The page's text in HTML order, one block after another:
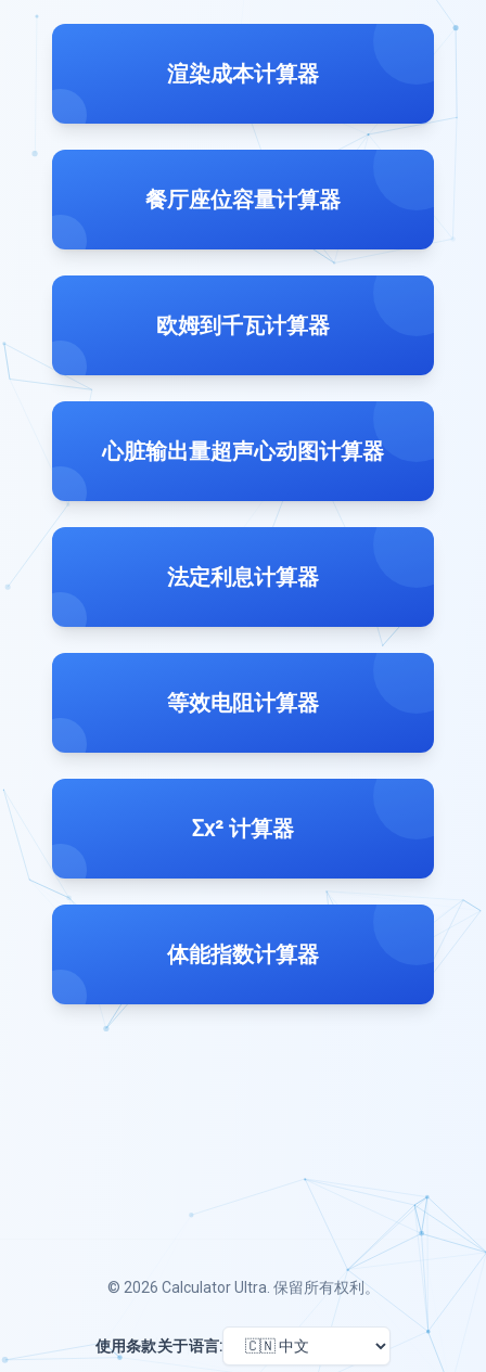
渲染成本计算器
餐厅座位容量计算器
欧姆到千瓦计算器
心脏输出量超声心动图计算器
法定利息计算器
等效电阻计算器
Σx² 计算器
体能指数计算器
© 2026 Calculator Ultra . 保留所有权利。
使用条款关于语言: